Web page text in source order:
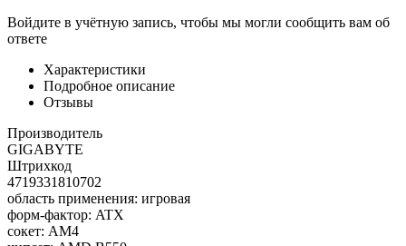
Войдите в учётную запись, чтобы мы могли сообщить вам об
ответе
Характеристики
Подробное описание
Отзывы
Производитель
GIGABYTE
Штрихкод
4719331810702
область применения: игровая
форм-фактор: ATX
сокет: AM4